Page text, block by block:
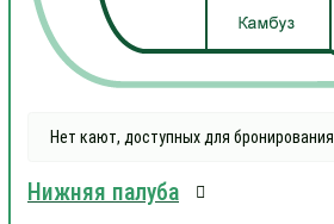
Нет кают, доступных для бронирования
Нижняя палуба